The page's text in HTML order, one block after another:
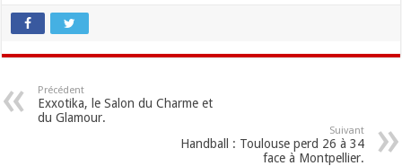
Précédent
Exxotika, le Salon du Charme et
du Glamour.
Suivant
Handball : Toulouse perd 26 à 34
face à Montpellier.